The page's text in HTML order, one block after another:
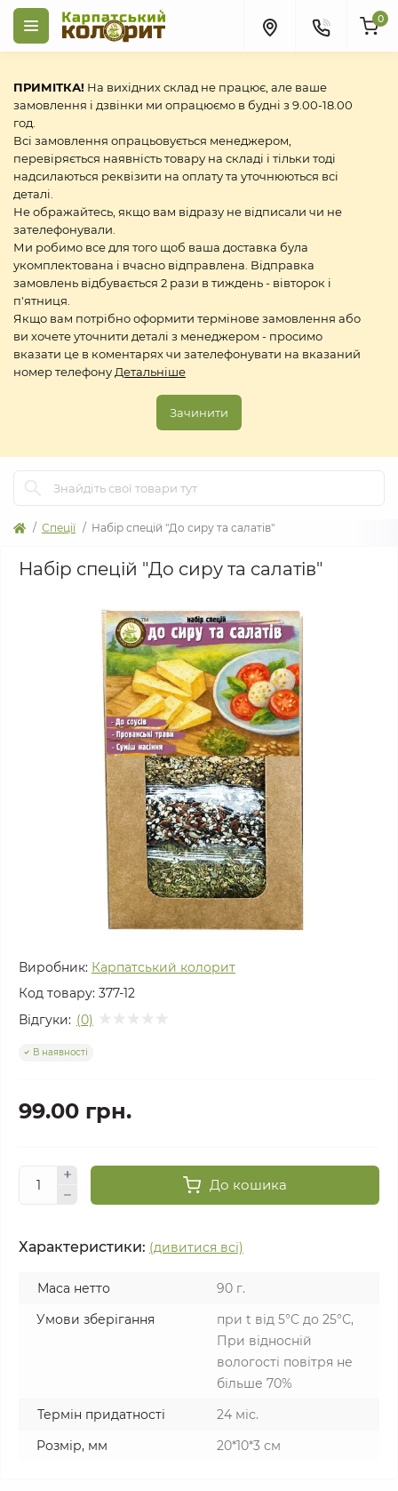
ПРИМІТКА! На вихідних склад не працює, але ваше
замовлення і дзвінки ми опрацюємо в будні з 9.00-18.00
год.
Всі замовлення опрацьовується менеджером,
перевіряється наявність товару на складі і тільки тоді
надсилаються реквізити на оплату та уточнюються всі
деталі.
Не ображайтесь, якщо вам відразу не відписали чи не
зателефонували.
Ми робимо все для того щоб ваша доставка була
укомплектована і вчасно відправлена. Відправка
замовлень відбувається 2 рази в тиждень - вівторок і
п'ятниця.
Якщо вам потрібно оформити термінове замовлення або
ви хочете уточнити деталі з менеджером - просимо
вказати це в коментарях чи зателефонувати на вказаний
номер телефону Детальніше
Зачинити
0
Спеції Набір спецій "До сиру та салатів"
Набір спецій "До сиру та салатів"
Виробник: Карпатський колорит
Код товару: 377-12
Відгуки: (0)
В наявності
99.00 грн.
До кошика
Характеристики: (дивитися всі)
Маса нетто
90 г.
Умови зберігання
при t від 5°C до 25°С,
При відносній
вологості повітря не
більше 70%
Термін придатності
24 міс.
Розмір, мм
20*10*3 см